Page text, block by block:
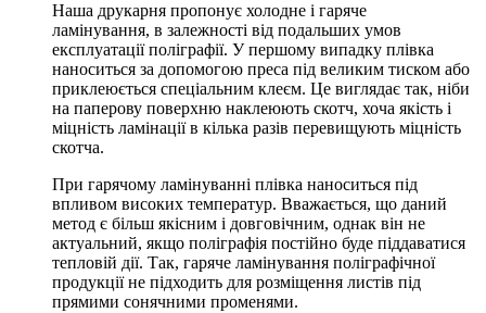
Наша друкарня пропонує холодне і гаряче
ламінування, в залежності від подальших умов
експлуатації поліграфії. У першому випадку плівка
наноситься за допомогою преса під великим тиском або
приклеюється спеціальним клеєм. Це виглядає так, ніби
на паперову поверхню наклеюють скотч, хоча якість і
міцність ламінації в кілька разів перевищують міцність
скотча.
При гарячому ламінуванні плівка наноситься під
впливом високих температур. Вважається, що даний
метод є більш якісним і довговічним, однак він не
актуальний, якщо поліграфія постійно буде піддаватися
тепловій дії. Так, гаряче ламінування поліграфічної
продукціїне підходить для розміщення листів під
прямими сонячними променями.